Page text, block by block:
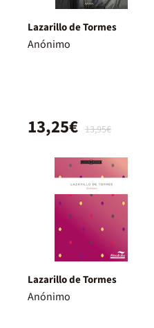
Lazarillo de Tormes
Anónimo
13,95€
13,25€
Lazarillo de Tormes
Anónimo